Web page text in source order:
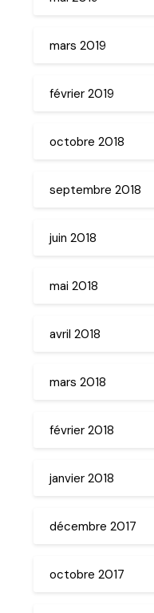
mars 2019
février 2019
octobre 2018
septembre 2018
juin 2018
mai 2018
avril 2018
mars 2018
février 2018
janvier 2018
décembre 2017
octobre 2017